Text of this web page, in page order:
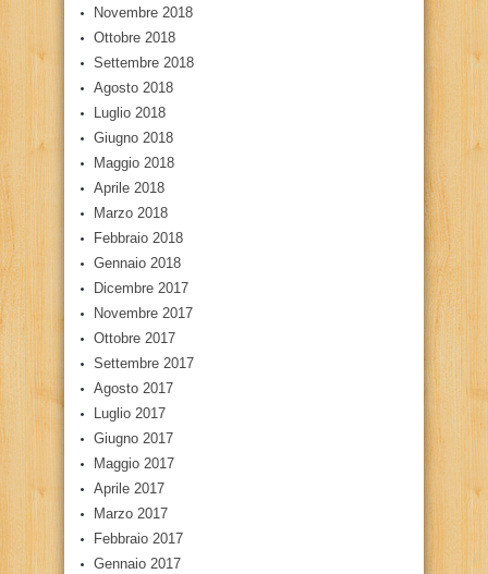
Novembre 2018
Ottobre 2018
Settembre 2018
Agosto 2018
Luglio 2018
Giugno 2018
Maggio 2018
Aprile 2018
Marzo 2018
Febbraio 2018
Gennaio 2018
Dicembre 2017
Novembre 2017
Ottobre 2017
Settembre 2017
Agosto 2017
Luglio 2017
Giugno 2017
Maggio 2017
Aprile 2017
Marzo 2017
Febbraio 2017
Gennaio 2017